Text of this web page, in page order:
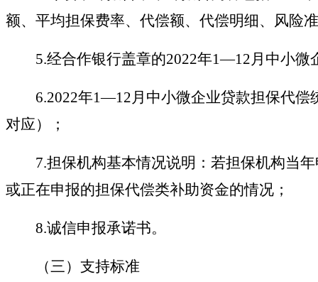
额、平均担保费率、代偿额、代偿明细、风险
5.经合作银行盖章的2022年1—12月中小微
6.2022年1—12月中小微企业贷款担保代
对应）；
7.担保机构基本情况说明：若担保机构当
或正在申报的担保代偿类补助资金的情况；
8.诚信申报承诺书。
（三） 支持标准